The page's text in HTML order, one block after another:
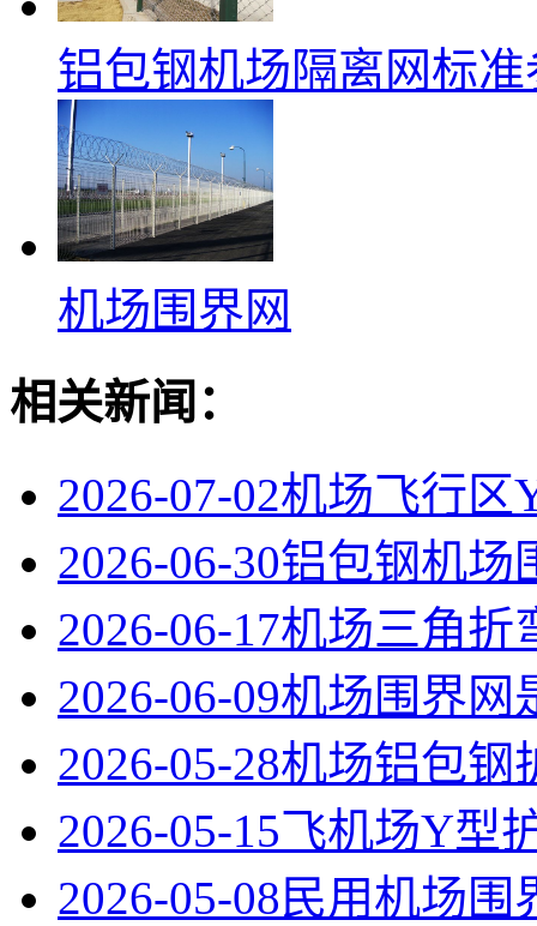
铝包钢机场隔离网标准
机场围界网
相关新闻：
2026-07-02机场飞行区
2026-06-30铝包钢机场
2026-06-17机场三角折
2026-06-09机场围界网
2026-05-28机场铝包钢
2026-05-15飞机场Y型
2026-05-08 民用机场围